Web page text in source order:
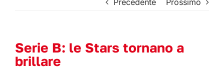
Precedente Prossimo
Serie B: le Stars tornano a
brillare